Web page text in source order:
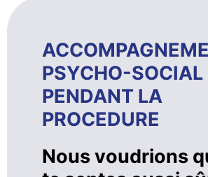
PSYCHO-SOCIAL
PENDANT LA
PROCEDURE
Nous voudrions